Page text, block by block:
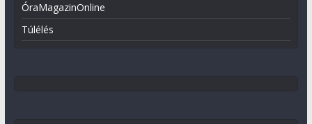
ÓraMagazinOnline
Túlélés